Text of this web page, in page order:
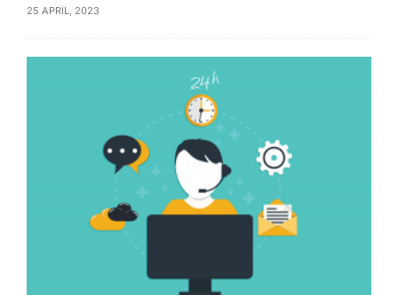
Utvecklare:Facebook
6 oktober 2010
25 APRIL, 2023